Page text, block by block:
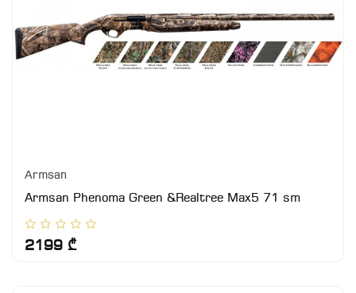
Armsan
Armsan Phenoma Green &Realtree Max5 71 sm
2199 ₾